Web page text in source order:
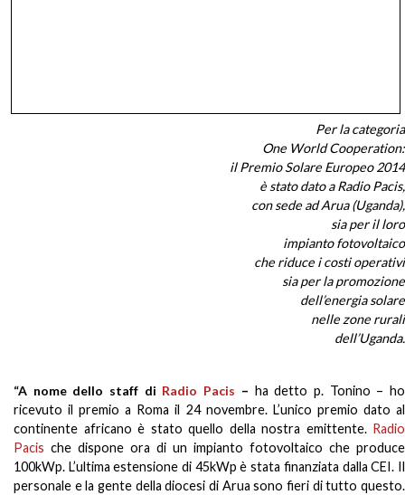
Per la categoria
One World Cooperation:
il Premio Solare Europeo 2014
è stato dato a Radio Pacis,
con sede ad Arua (Uganda),
sia per il loro
impianto fotovoltaico
che riduce i costi operativi
sia per la promozione
dell’energia solare
nelle zone rurali
dell’Uganda.
“A nome dello staff di Radio Pacis – ha detto p. Tonino – ho
ricevuto il premio a Roma il 24 novembre. L’unico premio dato al
continente africano è stato quello della nostra emittente. Radio
Pacis che dispone ora di un impianto fotovoltaico che produce
100kWp. L’ultima estensione di 45kWp è stata finanziata dalla CEI. Il
personale e la gente della diocesi di Arua sono fieri di tutto questo.